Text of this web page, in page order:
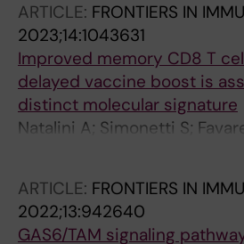
Gismondi A; Santoni A;
Fionda C
ARTICLE: FRONTIERS IN
2023;14:1043631
Improved memory CD8 T
delayed vaccine boost is
distinct molecular signature
Natalini A; Simonetti S;
Lucantonio L; Peruzzi G;
S; Folgori A; Nicosia A;
Di Rosa F
ARTICLE: FRONTIERS IN
2022;13:942640
GAS6/TAM signaling